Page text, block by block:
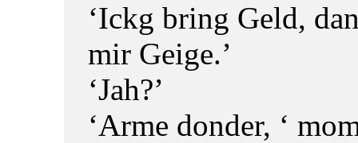
‘Ickg bring Geld,
mir Geige.’
‘Jah?’
‘Arme donder, ‘